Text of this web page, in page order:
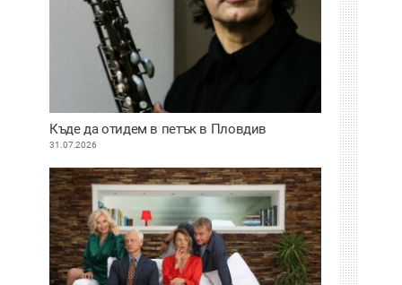
Къде да отидем в петък в Пловдив
31.07.2026